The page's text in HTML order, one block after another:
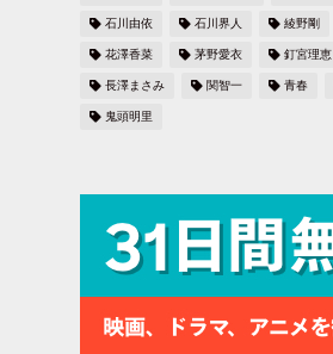
石川由依 石川界人 綾野剛
花澤香菜 茅野愛衣 釘宮理恵
長澤まさみ 関智一 青春
鬼頭明里